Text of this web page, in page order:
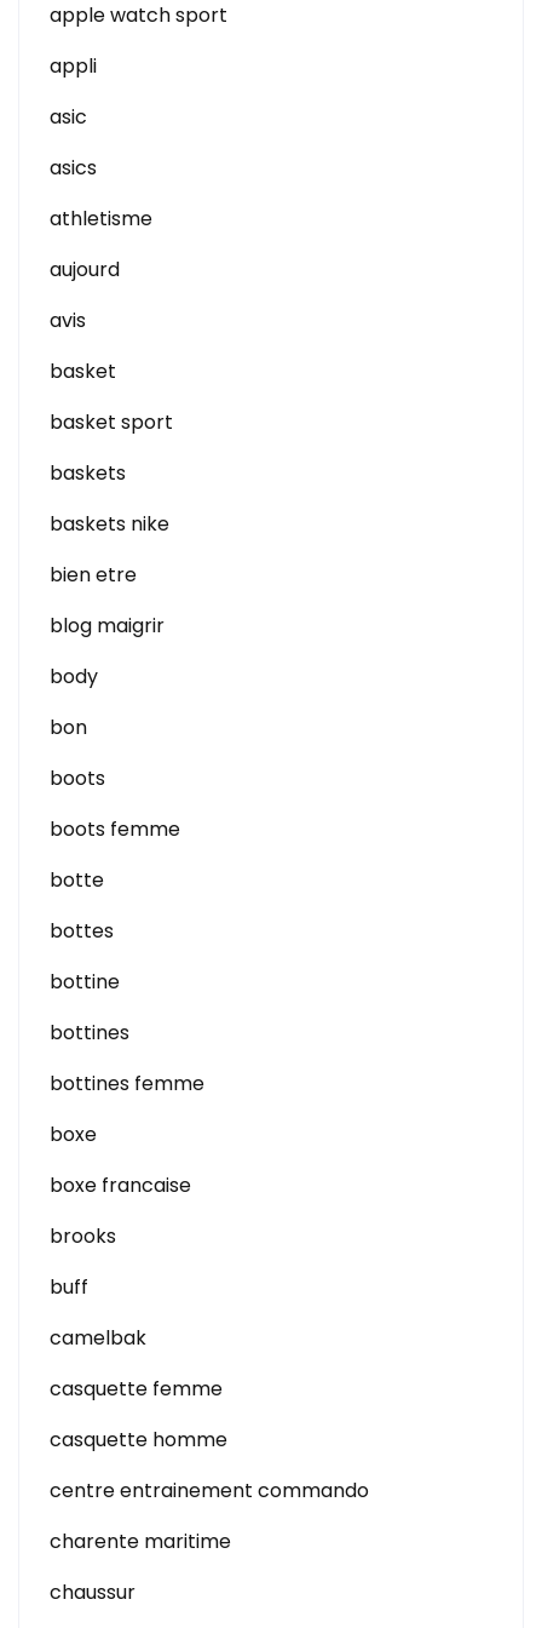
apple watch sport
appli
asic
asics
athletisme
aujourd
avis
basket
basket sport
baskets
baskets nike
bien etre
blog maigrir
body
bon
boots
boots femme
botte
bottes
bottine
bottines
bottines femme
boxe
boxe francaise
brooks
buff
camelbak
casquette femme
casquette homme
centre entrainement commando
charente maritime
chaussur